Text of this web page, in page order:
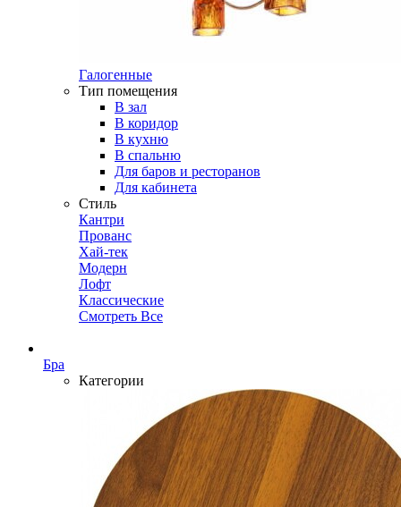
Галогенные
Тип помещения
В зал
В коридор
В кухню
В спальню
Для баров и ресторанов
Для кабинета
Стиль
Кантри
Прованс
Хай-тек
Модерн
Лофт
Классические
Смотреть Все
Бра
Категории